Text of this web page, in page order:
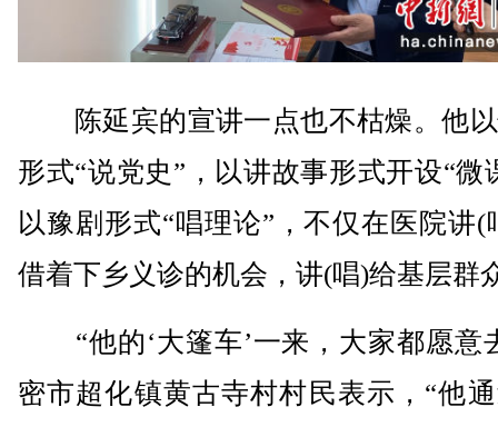
陈延宾的宣讲一点也不枯燥。他
形式“说党史”，以讲故事形式开设“微
以豫剧形式“唱理论”，不仅在医院讲(
借着下乡义诊的机会，讲(唱)给基层群
“他的‘大篷车’一来，大家都愿意
密市超化镇黄古寺村村民表示，“他